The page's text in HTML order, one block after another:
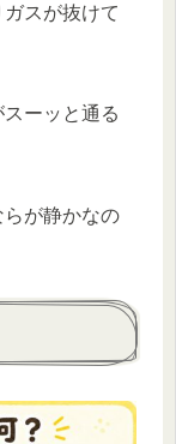
スが抜けて
ーッと通る
が静かなの